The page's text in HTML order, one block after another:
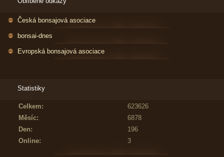
Česká bonsajová asociace
bonsai-dnes
Evropská bonsajová asociace
Statistiky
Online: 3
Celkem:
623626
Měsíc:
6878
Den:
196